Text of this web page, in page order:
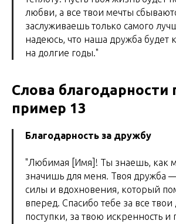
любви, а все твои мечты
заслуживаешь только самого
надеюсь, что наша дружба будет
на долгие годы."
Слова благодарности
пример 13
Благодарность за дружбу
"Любимая [Имя]! Ты знаешь, как
значишь для меня. Твоя дружба
силы и вдохновения, который
вперед. Спасибо тебе за все
поступки, за твою искренность